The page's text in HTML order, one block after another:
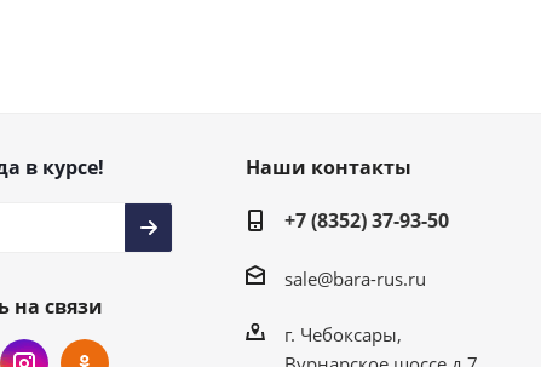
в курсе!
на связи
Наши контакты
+7 (8352) 37-93-50
sale@bara-rus.ru
г. Чебоксары,